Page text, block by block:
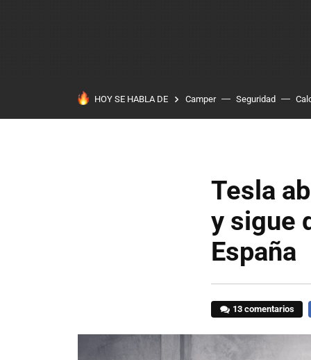
HOY SE HABLA DE Camper Seguridad
Tesla
y sigue
España
13 comentarios